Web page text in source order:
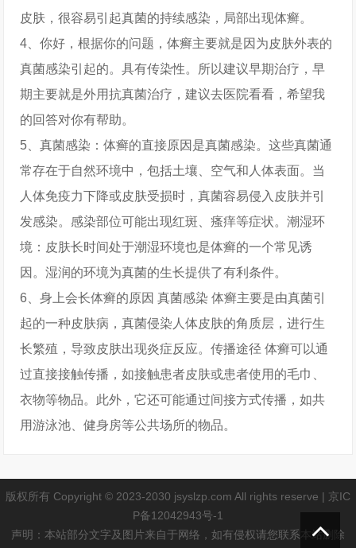
皮肤，很容易引起真菌的持续感染，局部出现体癣。
4、你好，根据你的问题，体癣主要就是因为皮肤外表的
真菌感染引起的。具有传染性。所以建议早期治疗，早
期主要就是外用抗真菌治疗，建议去医院看看，希望我
的回答对你有帮助。
5、真菌感染：体癣的直接原因是真菌感染。这些真菌通
常存在于自然环境中，包括土壤、空气和人体表面。当
人体免疫力下降或皮肤受损时，真菌容易侵入皮肤并引
发感染。感染部位可能出现红斑、瘙痒等症状。潮湿环
境：皮肤长时间处于潮湿环境也是体癣的一个常见诱
因。湿润的环境为真菌的生长提供了有利条件。
6、身上会长体癣的原因 真菌感染 体癣主要是由真菌引
起的一种皮肤病，真菌侵染人体皮肤的角质层，进行生
长繁殖，导致皮肤出现炎症反应。传播途径 体癣可以通
过直接接触传播，如接触患者皮肤或患者使用的毛巾、
衣物等物品。此外，它还可能通过间接方式传播，如共
用游泳池、健身房等公共场所的物品。
版权所有 Copyright © 2023-2030 jsyslzp.com All rights reserve | 京IC
P备12042943号-1
声明：本站部分文字及图片来自于网络，如有侵权请您联系本站删除